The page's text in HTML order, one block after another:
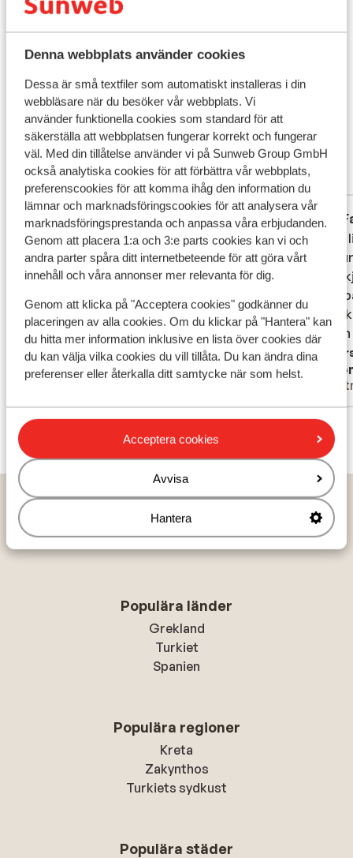
Denna webbplats använder cookies
Dessa är små textfiler som automatiskt installeras i din
webbläsare när du besöker vår webbplats. Vi
använder funktionella cookies som standard för att
säkerställa att webbplatsen fungerar korrekt och fungerar
väl. Med din tillåtelse använder vi på Sunweb Group GmbH
också analytiska cookies för att förbättra vår webbplats,
preferenscookies för att komma ihåg den information du
lämnar och marknadsföringscookies för att analysera vår
marknadsföringsprestanda och anpassa våra erbjudanden.
Genom att placera 1:a och 3:e parts cookies kan vi och
andra parter spåra ditt internetbeteende för att göra vårt
innehåll och våra annonser mer relevanta för dig.
Genom att klicka på "Acceptera cookies" godkänner du
placeringen av alla cookies. Om du klickar på "Hantera" kan
du hitta mer information inklusive en lista över cookies där
du kan välja vilka cookies du vill tillåta. Du kan ändra dina
preferenser eller återkalla ditt samtycke när som helst.
Acceptera cookies
Avvisa
Hantera
för att promenera en liten bit till kan du utforska Praia
Formosa strand och ta en simtur där. Mat & dryck Din
vistelse inkluderar inga måltider men det är möjligt att
boka med frukost. Omgivningar Lägenhetshotellet
ligger något utanför Funchals gamla stad.
Restauranger, barer och butiker finns i anslutning till
ditt boende. Vill du utforska området närmre finner du
en busshållplats 100 meter från Duas Torres
Apartments.
Flygresan
Vad våra gäster tycker
Det här är 100 % äkta kundrecensioner som verkligen
speglar deras upplevelser av vår produkt.
Mer om recensioner
8.2 Fantastisk
118 omdömen
Mest bokad av partner
7.9 Bra
för 3 veckor sedan
Goede locatie. Goede voorzieningen,
appartement fijn, goede winkels in de
buurt.Zwembad was top.
Parkeergelegenheid. Alleen jammer dat we
geen kamer op dezelfde verdieping
konden krijgen..
Goede locatie. Goede voorzieningen,
appartement fijn, goede winkels in de
buurt.Zwembad was top.
Parkeergelegenheid. Alleen jammer dat we
geen kamer op dezelfde verdieping
konden krijgen..
Översätt till svenska
Anonym
8.0
de
is
de
is
Hem Solresor Portugal Madeira
Funchal
Duas Torres Apartments
Populära länder
Grekland
Turkiet
Spanien
Populära regioner
Kreta
Zakynthos
Turkiets sydkust
Populära städer